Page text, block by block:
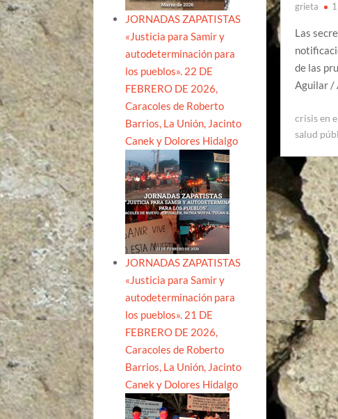
grieta
Las
de las
Aguilar /
crisis en
salud
JORNADAS ZAPATISTAS
«Justicia para Samir y
autodeterminación para
los pueblos». 22 DE
FEBRERO DE 2026,
Caracoles de Roberto
Barrios, La Unión, Jacinto
Canek y Dolores Hidalgo
JORNADAS ZAPATISTAS
«Justicia para Samir y
autodeterminación para
los pueblos». 21 DE
FEBRERO DE 2026,
Caracoles de Roberto
Barrios, La Unión, Jacinto
Canek y Dolores Hidalgo